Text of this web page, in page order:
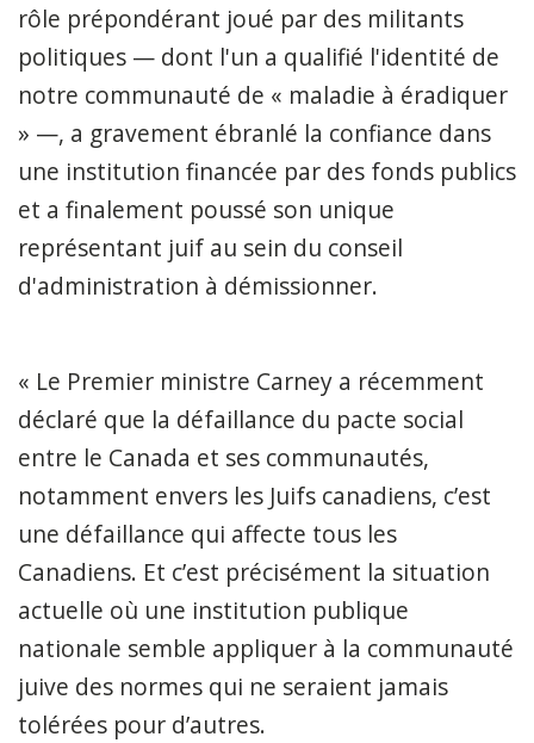
rôle prépondérant joué par des militants
politiques — dont l'un a qualifié l'identité de
notre communauté de « maladie à éradiquer
» —, a gravement ébranlé la confiance dans
une institution financée par des fonds publics
et a finalement poussé son unique
représentant juif au sein du conseil
d'administration à démissionner.
« Le Premier ministre Carney a récemment
déclaré que la défaillance du pacte social
entre le Canada et ses communautés,
notamment envers les Juifs canadiens, c’est
une défaillance qui affecte tous les
Canadiens. Et c’est précisément la situation
actuelle où une institution publique
nationale semble appliquer à la communauté
juive des normes qui ne seraient jamais
tolérées pour d’autres.